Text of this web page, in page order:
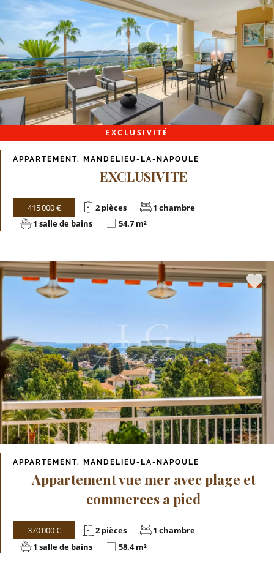
EXCLUSIVITÉ
APPARTEMENT, MANDELIEU-LA-NAPOULE
EXCLUSIVITE
415 000 € 2 pièces
1 chambre
1 salle de bains
54.7 m²
APPARTEMENT, MANDELIEU-LA-NAPOULE
Appartement vue mer avec plage et
commerces a pied
370 000 € 2 pièces
1 chambre
1 salle de bains
58.4 m²